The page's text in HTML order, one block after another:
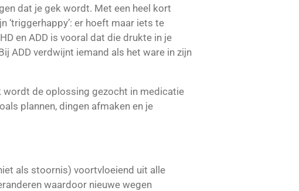
dat je gek wordt. Met een heel kort
‘triggerhappy’: er hoeft maar iets te
en ADD is vooral dat die drukte in je
ADD verdwijnt iemand als het ware in zijn
wordt de oplossing gezocht in medicatie
plannen, dingen afmaken en je
als stoornis) voortvloeiend uit alle
waardoor nieuwe wegen